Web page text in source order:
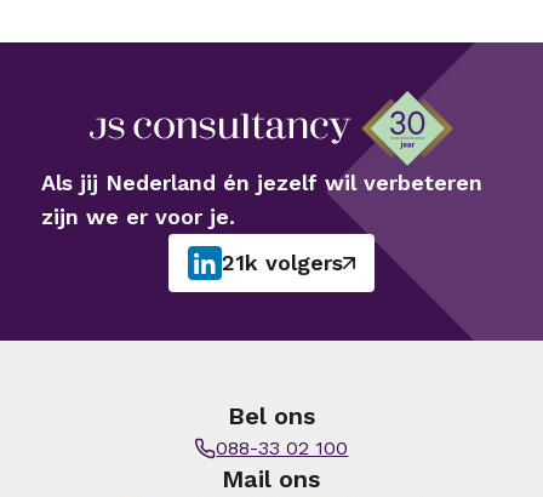
Als jij Nederland én jezelf wil verbeteren
zijn we er voor je.
21k volgers
Bel ons
088-33 02 100
Mail ons